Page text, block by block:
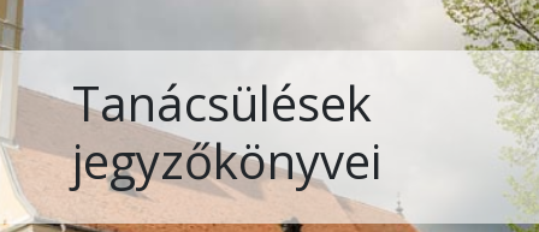
Tanácsülések
jegyzőkönyvei